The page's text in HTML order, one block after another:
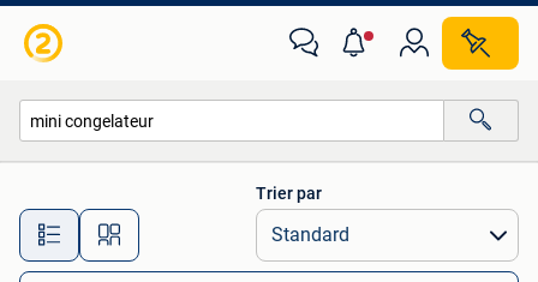
Toutes les distances…
Trier par